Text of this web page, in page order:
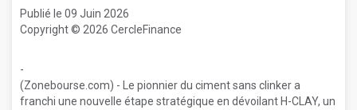
Publié le 09 Juin 2026
Copyright © 2026 CercleFinance
-
(Zonebourse.com) - Le pionnier du ciment sans clinker a
franchi une nouvelle étape stratégique en dévoilant H-CLAY, un